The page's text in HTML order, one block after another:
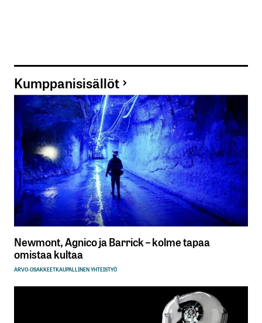
Kumppanisisällöt
Newmont, Agnico ja Barrick – kolme tapaa
omistaa kultaa
ARVO-OSAKKEETKAUPALLINEN YHTEISTYÖ